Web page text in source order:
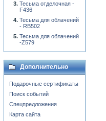
Тесьма отделочная -
F436
Тесьма для облачений
- RB502
Тесьма для облачений
-Z579
Дополнительно
Подарочные сертификаты
Поиск событий
Спецпредложения
Карта сайта